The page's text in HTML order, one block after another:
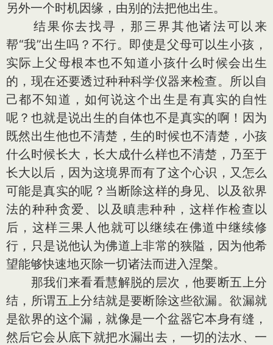
另外一个时机因缘，由别的法把他出生。
结果你去找寻，那三界其他诸法可以来
帮“我”出生吗？不行。即使是父母可以生小孩，
实际上父母根本也不知道小孩什么时候会出生
的，现在还要透过种种科学仪器来检查。所以自
己都不知道，如何说这个出生是有真实的自性
呢？也就是说出生的自体也不是真实的啊！因为
既然出生他也不清楚，生的时候也不清楚，小孩
什么时候长大，长大成什么样也不清楚，乃至于
长大以后，因为这境界而有了这个心识，又怎么
可能是真实的呢？当断除这样的身见、以及欲界
法的种种贪爱、以及瞋恚种种，这样作检查以
后，这样三果人他就可以继续在佛道中继续修
行，只是说他认为佛道上非常的狭隘，因为他希
望能够快速地灭除一切诸法而进入涅槃。
那我们来看看慧解脱的层次，他要断五上分
结，所谓五上分结就是要断除这些欲漏。欲漏就
是欲界的这个漏，就像是一个盆器它本身有缝，
然后它会从底下就把水漏出去，一切的法水、一